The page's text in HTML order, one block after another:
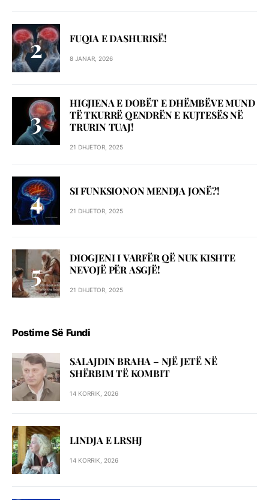
FUQIA E DASHURISË!
8 JANAR, 2026
HIGJIENA E DOBËT E DHËMBËVE MUND
TË TKURRË QENDRËN E KUJTESËS NË
TRURIN TUAJ!
21 DHJETOR, 2025
SI FUNKSIONON MENDJA JONË?!
21 DHJETOR, 2025
DIOGJENI I VARFËR QË NUK KISHTE
NEVOJË PËR ASGJË!
21 DHJETOR, 2025
Postime Së Fundi
SALAJDIN BRAHA – NJЁ JETЁ NЁ
SHЁRBIM TЁ KOMBIT
14 KORRIK, 2026
LINDJA E LRSHJ
14 KORRIK, 2026